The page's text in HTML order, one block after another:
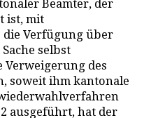
Beamter, der
ist, mit
die Verfügung über
selbst
Verweigerung des
soweit ihm kantonale
ausgeführt, hat der